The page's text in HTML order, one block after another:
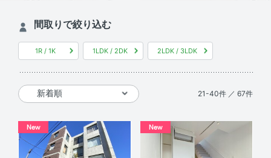
間取りで絞り込む
1R / 1K 1LDK / 2DK 2LDK / 3LDK
21-40件 ／ 67件
New New